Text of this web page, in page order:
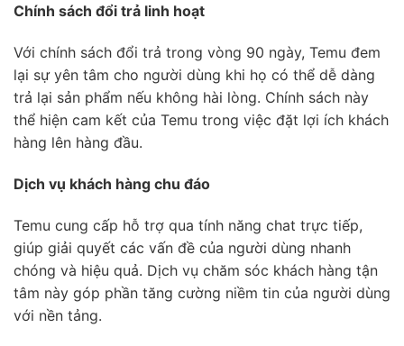
Chính sách đổi trả linh hoạt
Với chính sách đổi trả trong vòng 90 ngày, Temu đem
lại sự yên tâm cho người dùng khi họ có thể dễ dàng
trả lại sản phẩm nếu không hài lòng. Chính sách này
thể hiện cam kết của Temu trong việc đặt lợi ích khách
hàng lên hàng đầu.
Dịch vụ khách hàng chu đáo
Temu cung cấp hỗ trợ qua tính năng chat trực tiếp,
giúp giải quyết các vấn đề của người dùng nhanh
chóng và hiệu quả. Dịch vụ chăm sóc khách hàng tận
tâm này góp phần tăng cường niềm tin của người dùng
với nền tảng.